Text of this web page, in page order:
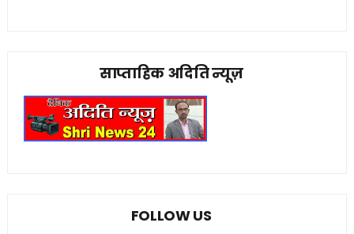
साप्ताहिक अदिति न्यूज़
FOLLOW US